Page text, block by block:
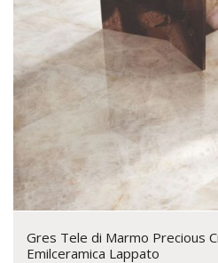
Gres Tele di Marmo Precious
Emilceramica Lappato